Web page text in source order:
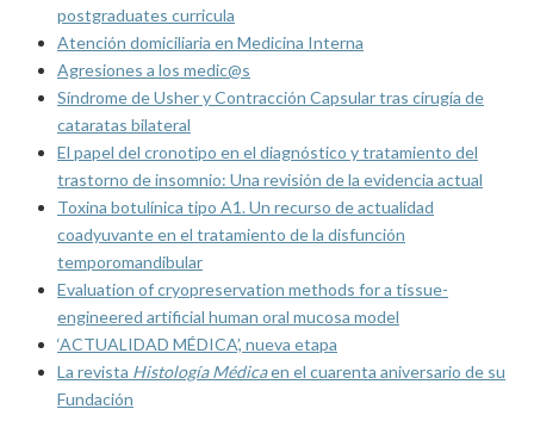
postgraduates curricula
Atención domiciliaria en Medicina Interna
Agresiones a los medic@s
Síndrome de Usher y Contracción Capsular tras cirugía de
cataratas bilateral
El papel del cronotipo en el diagnóstico y tratamiento del
trastorno de insomnio: Una revisión de la evidencia actual
Toxina botulínica tipo A1. Un recurso de actualidad
coadyuvante en el tratamiento de la disfunción
temporomandibular
Evaluation of cryopreservation methods for a tissue-
engineered artificial human oral mucosa model
‘ACTUALIDAD MÉDICA’, nueva etapa
La revista Histología Médicaen el cuarenta aniversario de su
Fundación